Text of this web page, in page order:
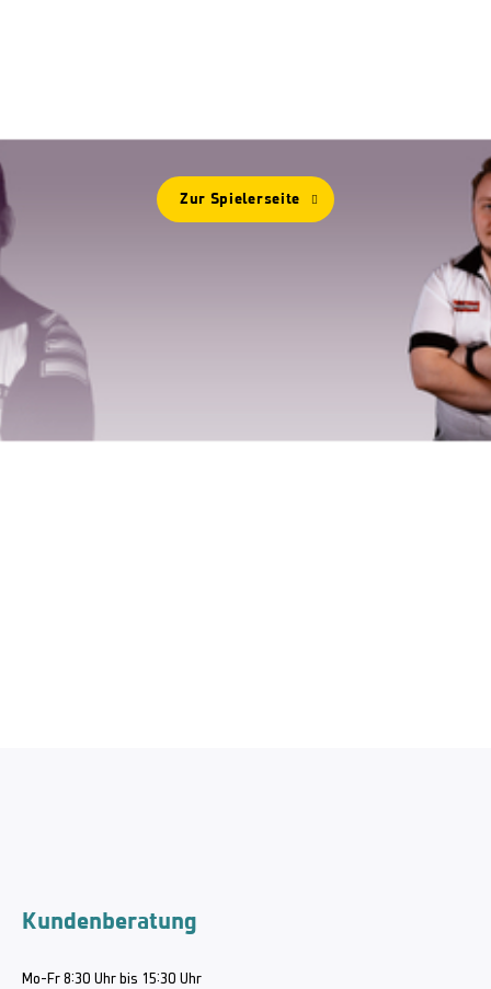
Zur Spielerseite
Kundenberatung
Mo-Fr 8:30 Uhr bis 15:30 Uhr